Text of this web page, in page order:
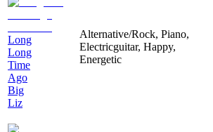
Long
Long
Time
Ago
Big
Liz
Alternative/Rock, Piano,
Electricguitar, Happy,
Energetic